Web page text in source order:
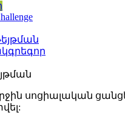
սոցիալական